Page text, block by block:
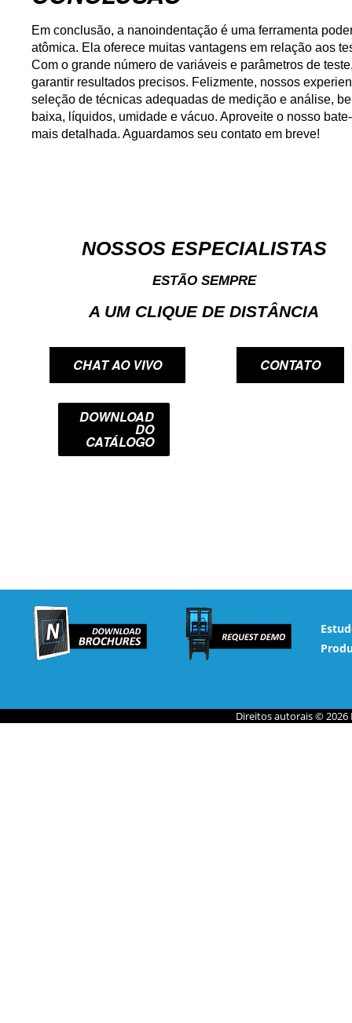
Em conclusão, a nanoindentação é uma ferramenta
atômica. Ela oferece muitas vantagens em relação aos
Com o grande número de variáveis e parâmetros de
garantir resultados precisos. Felizmente, nossos
seleção de técnicas adequadas de medição e análise,
baixa, líquidos, umidade e vácuo. Aproveite o nosso
mais detalhada. Aguardamos seu contato em breve!
NOSSOS ESPECIALISTAS
ESTÃO SEMPRE
A UM CLIQUE DE DISTÂNCIA
CHAT AO VIVO CONTATO
DOWNLOAD
DO
CATÁLOGO
Direitos autorais © 2026